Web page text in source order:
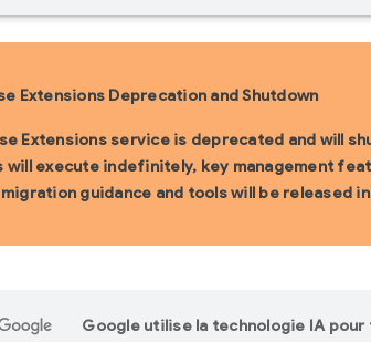
Extensions Deprecation and Shutdown
Extensions service is deprecated and will
will execute indefinitely, key management
migration guidance and tools will be released
Google utilise la technologie IA